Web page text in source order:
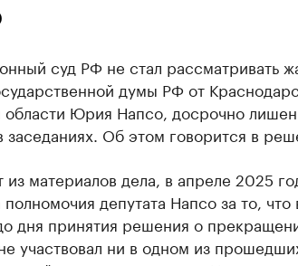
суд РФ не стал рассматривать
думы РФ от
области Юрия Напсо, досрочно
заседаниях. Об этом говорится в
из материалов дела, в апреле 2025
полномочия депутата Напсо за то,
дня принятия решения о
участвовал ни в одном из